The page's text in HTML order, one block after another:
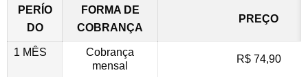
PERÍO
DO
FORMA DE
COBRANÇA
PREÇO
1 MÊS
Cobrança
mensal
R$ 74,90